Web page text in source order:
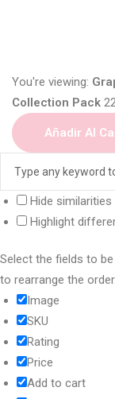
You're viewing:
Collection Pack
Añadir Al
Hide similarities
Highlight
Select the fields to
to rearrange the order.
Image
SKU
Rating
Price
Add to cart